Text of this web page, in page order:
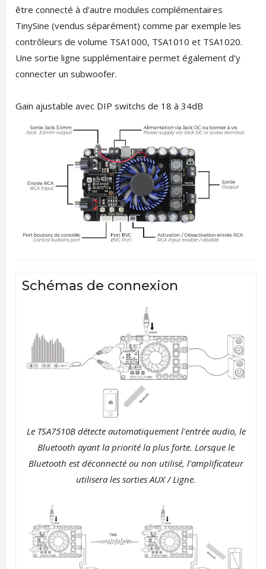
être connecté à d'autre modules complémentaires
TinySine (vendus séparément) comme par exemple les
contrôleurs de volume TSA1000, TSA1010 et TSA1020.
Une sortie ligne supplémentaire permet également d'y
connecter un subwoofer.
Gain ajustable avec DIP switchs de 18 à 34dB
Schémas de connexion
Le TSA7510B détecte automatiquement l'entrée audio, le
Bluetooth ayant la priorité la plus forte. Lorsque le
Bluetooth est déconnecté ou non utilisé, l'amplificateur
utilisera les sorties AUX / Ligne.